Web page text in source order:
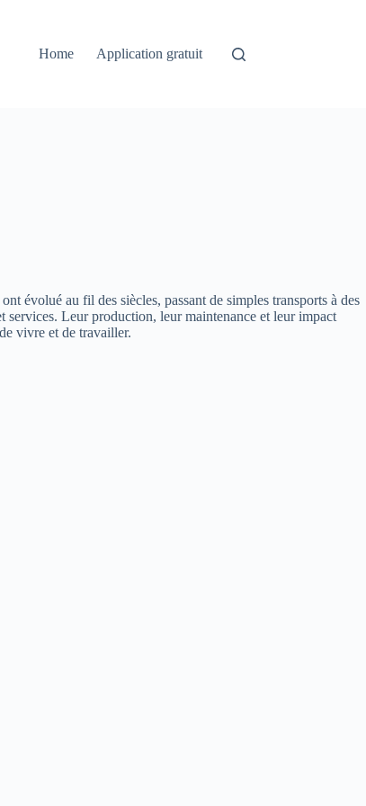
Home Application gratuit
évolué au fil des siècles, passant de simples transports à des
services. Leur production, leur maintenance et leur impact
vivre et de travailler.